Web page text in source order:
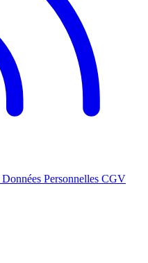
Données Personnelles CGV